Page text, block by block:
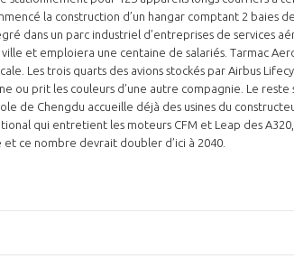
la construction d’un hangar comptant 2 baies
dans un parc industriel d’entreprises de services
et emploiera une centaine de salariés. Tarmac
Les trois quarts des avions stockés par Airbus
ou prit les couleurs d’une autre compagnie. Le
de Chengdu accueille déjà des usines du
qui entretient les moteurs CFM et Leap des A320,
ce nombre devrait doubler d’ici à 2040.
PAS ENCORE
VOUS ÊTES UN PROFESSIONNEL
Rejoignez une filière d’excellence et
réseau au sein d’un écosystème
D’ADHÉSION
statut de droit français ?